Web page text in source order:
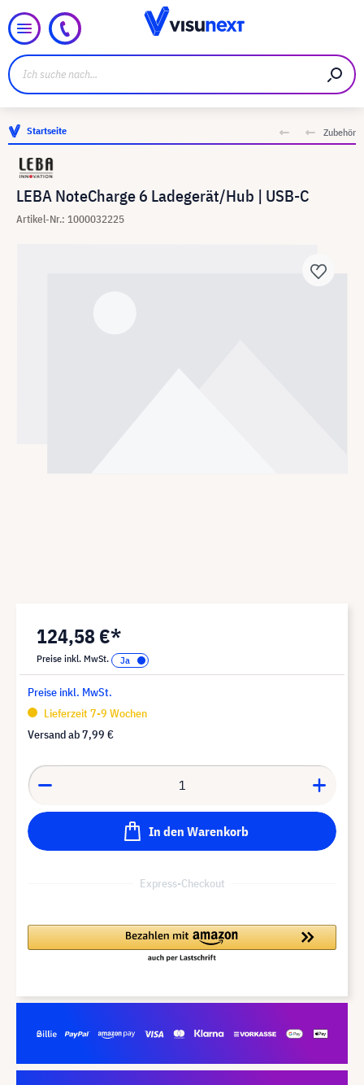
Startseite Zubehör
LEBA NoteCharge 6 Ladegerät/Hub | USB-C
Artikel-Nr.: 1000032225
124,58 €*
Preise inkl. MwSt.
Preise inkl. MwSt.
Lieferzeit 7-9 Wochen
Versand ab7,99 €
In den Warenkorb
Express-Checkout